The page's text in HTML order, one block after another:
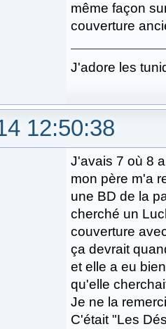
même façon
couverture
J'adore les
12:50:38
J'avais 7 où 8
mon père m'a
une BD de la
cherché un
couverture
ça devrait
et elle a eu
qu'elle
Je ne la
C'était "Les